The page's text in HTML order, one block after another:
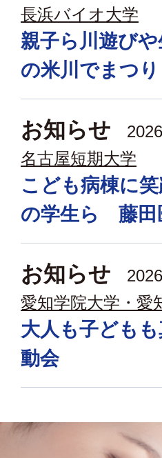
長浜バイオ大学
親子ら川遊び
の米川でまつ
お知らせ
名古屋短期大学
こども病棟に
の学生ら 藤田
お知らせ
愛知学院大学・愛
大人も子ども
動会